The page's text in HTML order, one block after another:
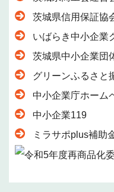
茨城県信用保証協
いばらき中小企業
茨城県中小企業団
グリーンふるさと
中小企業庁ホーム
中小企業119
ミラサポplus補助